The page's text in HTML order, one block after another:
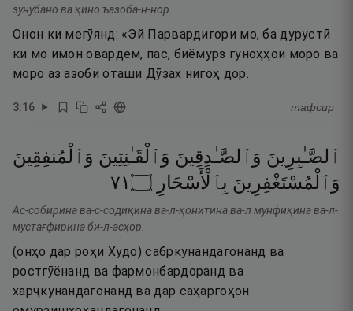
зунубано ва қино ъазоба-н-нор.
Онон ки мегӯянд: «Эй Парвардигори мо, ба дурустӣ
ки мо имон овардем, пас, биёмурз гуноҳҳои моро ва
моро аз азоби оташи Дӯзах нигоҳ дор.
3:16 тафсир
ٱلصَّـٰبِرِينَ وَٱلصَّـٰدِقِينَ وَٱلْقَـٰنِتِينَ وَٱلْمُنفِقِينَ
وَٱلْمُسْتَغْفِرِينَ بِٱلْأَسْحَارِ ۝١٧
Ас-собирина ва-с-содиқина ва-л-қонитина ва-л мунфиқина ва-л-
мустағфирина би-л-асҳор.
(онҳо дар роҳи Худо) сабркунандагонанд ва
ростгӯёнанд ва фармонбардоранд ва
харҷкунандагонанд ва дар саҳаргоҳон